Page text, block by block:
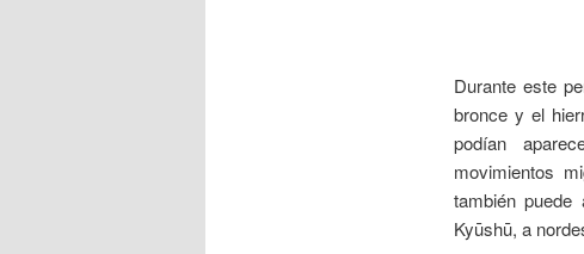
Durante este
bronce y el
podían
movimientos
también
Kyūshū, a